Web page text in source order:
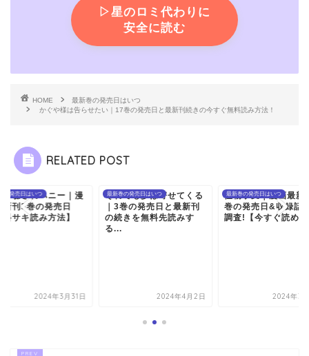
▷星のロミ代わりに
安全に読む
HOME
最新巻の発売日はいつ
かぐや様は告らせたい｜17巻の発売日と最新刊続きの今すぐ無料読み方法！
RELATED POST
の発売日はいつ
でも歩は寄せてくる
の発売日と最新刊
きを無料先読みす
2024年4月2日
最新巻の発売日はいつ
怪物事変｜漫画最新刊8
巻の発売日&収録話数を
調査!【今すぐ読める】
2024年3月30日
最新巻の発売日はいつ
今夜も騙されハニー
画最新刊3巻の発売
【無料サキ読み方法
2024年3